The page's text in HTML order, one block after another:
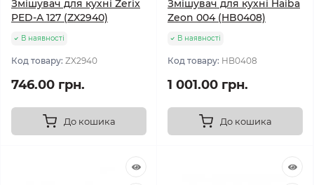
Змішувач для кухні Zerix
PED-A 127 (ZX2940)
В наявності
Код товару: ZX2940
746.00 грн.
До кошика
Змішувач для кухні Haiba
Zeon 004 (HB0408)
В наявності
Код товару: HB0408
1 001.00 грн.
До кошика